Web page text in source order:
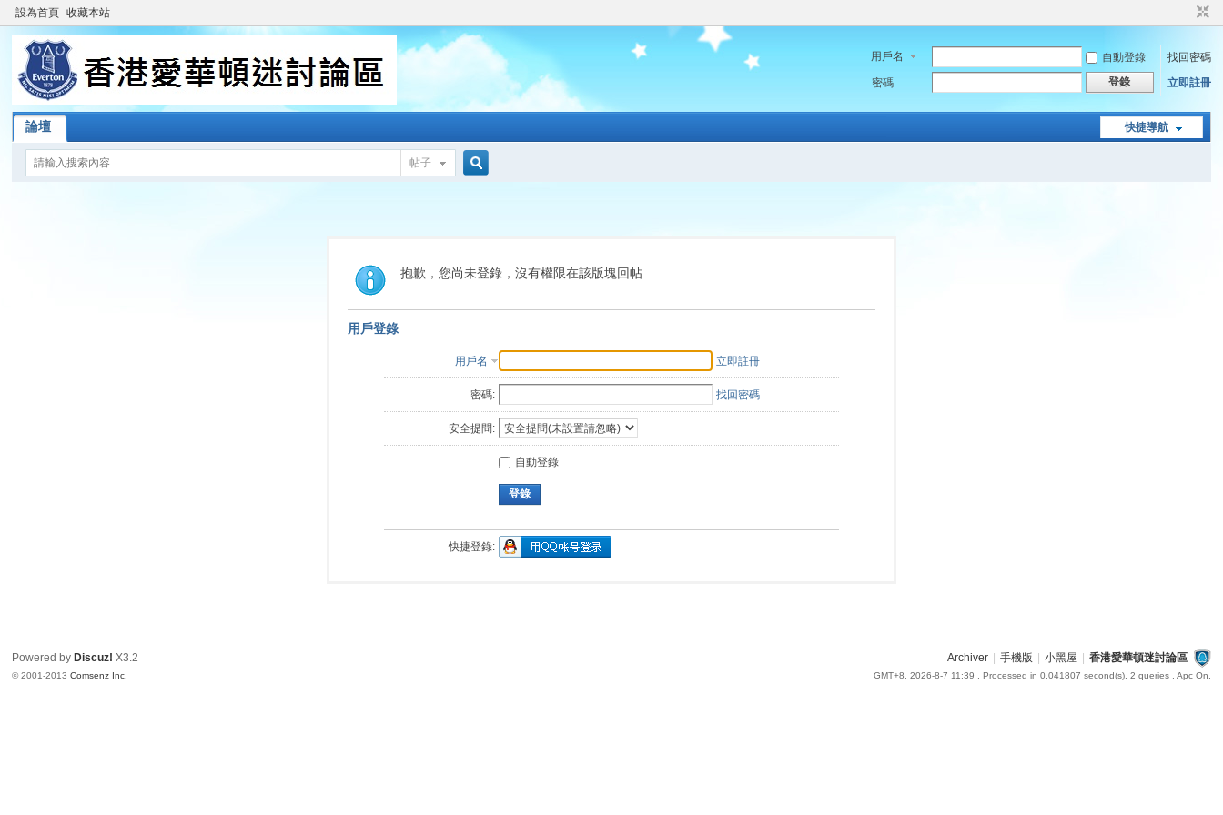
設為首頁 收藏本站
用戶名 自動登錄
找回密碼
密碼
登錄 立即註冊
快捷導航
論壇
帖子
索
抱歉，您尚未登錄，沒有權限在該版塊回帖
用戶登錄
用戶名 立即註冊
密碼: 找回密碼
安全提問:
自動登錄
登錄
快捷登錄:
Archiver 手機版 小黑屋 香港愛華頓迷討論區
GMT+8, 2026-8-7 11:39 , Processed in 0.041807 second(s), 2 queries , Apc On.
Powered by Discuz! X3.2
© 2001-2013Comsenz Inc.